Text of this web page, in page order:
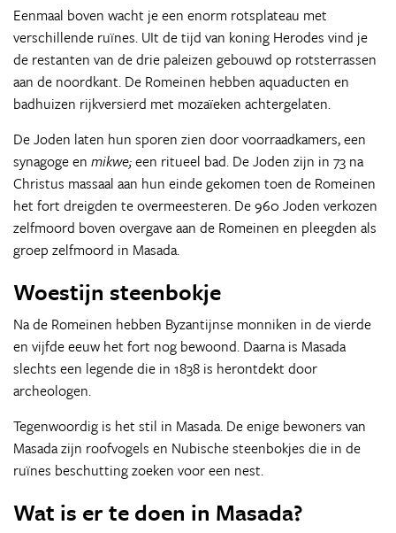
Eenmaal boven wacht je een enorm rotsplateau met
verschillende ruïnes. UIt de tijd van koning Herodes vind je
de restanten van de drie paleizen gebouwd op rotsterrassen
aan de noordkant. De Romeinen hebben aquaducten en
badhuizen rijkversierd met mozaïeken achtergelaten.
De Joden laten hun sporen zien door voorraadkamers, een
synagoge en mikwe;een ritueel bad. De Joden zijn in 73 na
Christus massaal aan hun einde gekomen toen de Romeinen
het fort dreigden te overmeesteren. De 960 Joden verkozen
zelfmoord boven overgave aan de Romeinen en pleegden als
groep zelfmoord in Masada.
Woestijn steenbokje
Na de Romeinen hebben Byzantijnse monniken in de vierde
en vijfde eeuw het fort nog bewoond. Daarna is Masada
slechts een legende die in 1838 is herontdekt door
archeologen.
Tegenwoordig is het stil in Masada. De enige bewoners van
Masada zijn roofvogels en Nubische steenbokjes die in de
ruïnes beschutting zoeken voor een nest.
Wat is er te doen in Masada?